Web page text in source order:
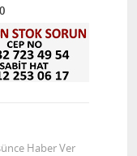
Haber Ver